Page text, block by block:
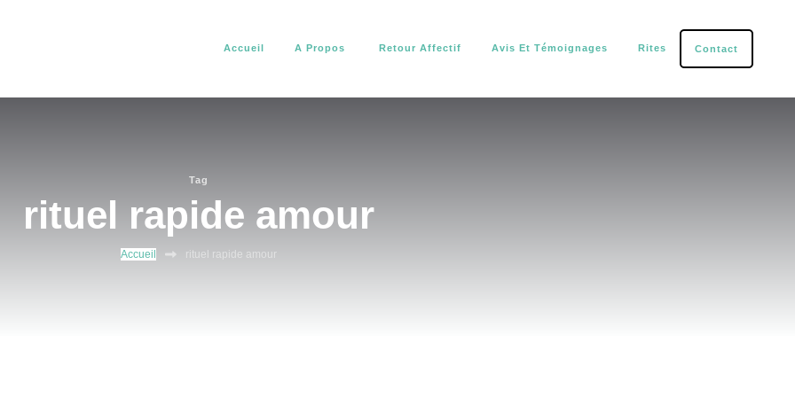
Accueil A Propos Retour Affectif Avis Et Témoignages Rites Contact
Tag
rituel rapide amour
Accueil rituel rapide amour